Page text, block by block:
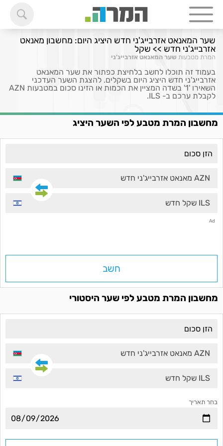
שער המאנאט אזרבייג'ני חדש היציג היום: מחשבון מאנאט
אזרבייג'ני חדש >> שקל
המרת מטבעות שער המאנאט אזרבייג'ני
בעמוד זה תוכלו לחשב בלחיצת כפתור את שער המאנאט
אזרבייג'ני חדש היציג היום בשקלים. להצגת השער העדכני
השאירו '1' בשדה המציין את הכמות או הזינו סכום במטבעות AZN
לקבלת ערכם ב- ILS.
מחשבון המרת מטבע לפי השער היציג
AZN מאנאט אזרבייג'ני חדש
ILS שקל חדש
Ad
חשב
מחשבון המרת מטבע לפי שער היסטורי
AZN מאנאט אזרבייג'ני חדש
ILS שקל חדש
בחר תאריך